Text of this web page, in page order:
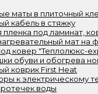
маты в плиточный
кабель в стяжку
под ламинат,
мат на
ковер "Теплолюкс-
обуви и обогрева
коврик First Heat
к электрическому
воды